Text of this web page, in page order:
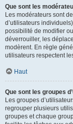
Que sont les
Les modérateurs sont
d’utilisateurs
possibilité de modifier
déverrouiller, les
modèrent. En règle
utilisateurs respectent
Haut
Que sont les groupes
Les groupes
regrouper plusieurs
groupes et chaque